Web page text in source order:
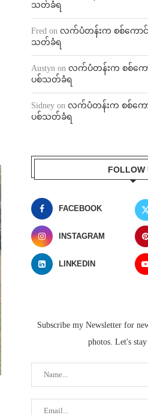
သတ်ခံရ
Fred on လက်ပံတန်းက စစ်ကောင်
သတ်ခံရ
Austyn on လက်ပံတန်းက စစ်ကော
ပစ်သတ်ခံရ
Sidney on လက်ပံတန်းက စစ်ကော
ပစ်သတ်ခံရ
FOLLOW
FACEBOOK
INSTAGRAM
LINKEDIN
Subscribe my Newsletter for
photos. Let's